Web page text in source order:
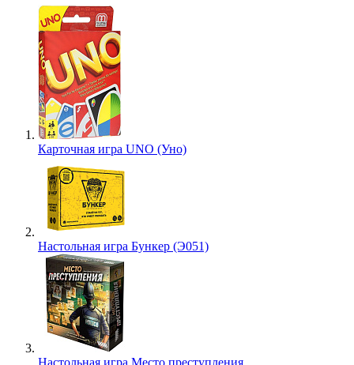
Карточная игра UNO (Уно)
Настольная игра Бункер (Э051)
Настольная игра Место преступления